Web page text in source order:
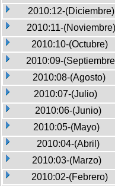
2010:12-(Diciembre)
2010:11-(Noviembre)
2010:10-(Octubre)
2010:09-
2010:08-(Agosto)
2010:07-(Julio)
2010:06-(Junio)
2010:05-(Mayo)
2010:04-(Abril)
2010:03-(Marzo)
2010:02-(Febrero)